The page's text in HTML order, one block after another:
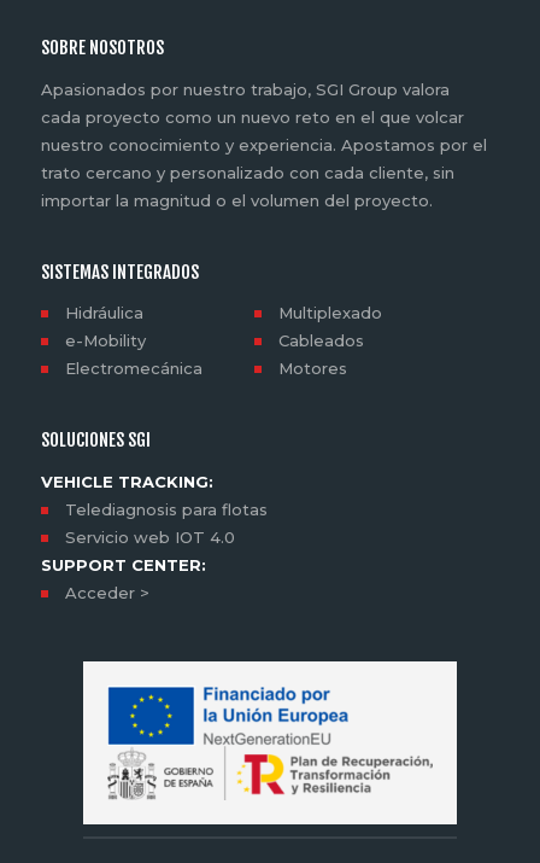
SOBRE NOSOTROS
Apasionados por nuestro trabajo, SGI Group valora
cada proyecto como un nuevo reto en el que volcar
nuestro conocimiento y experiencia. Apostamos por el
trato cercano y personalizado con cada cliente, sin
importar la magnitud o el volumen del proyecto.
SISTEMAS INTEGRADOS
Hidráulica
Multiplexado
e-Mobility
Cableados
Electromecánica
Motores
SOLUCIONES SGI
VEHICLE TRACKING:
Telediagnosis para flotas
Servicio web IOT 4.0
SUPPORT CENTER:
Acceder >